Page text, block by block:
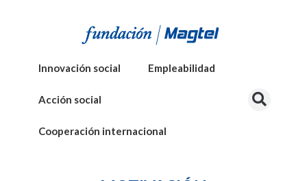
Innovación social Empleabilidad
Acción social
Cooperación internacional